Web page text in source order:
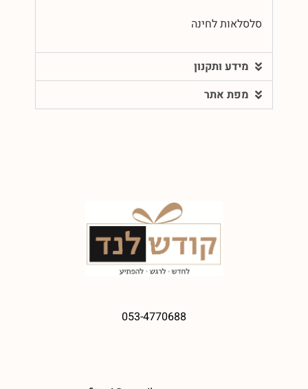
סלסלאות לחינה
מידע ותקנון
מפת אתר
053-4770688